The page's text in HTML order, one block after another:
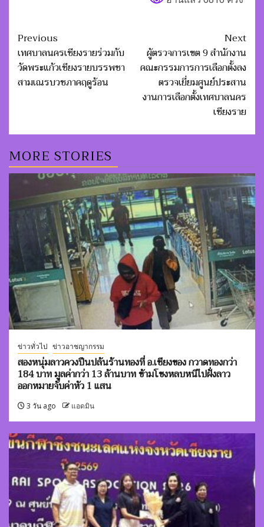
Post
navigation
Previous
เทศบาลนครเชียงรายร่วมกับ
วัดพระแก้วเชียงรายบรรพชา
สามเณรบวชภาคฤดูร้อน
Next
ผู้ตรวจการเขต 9 สำนักงาน
คณะกรรมการการเลือกตั้งลง
ตรวจเยี่ยมศูนย์ประสาน
งานการเลือกตั้งเทศบาลนคร
เชียงราย
MORE STORIES
ข่าวทั่วไป ข่าวอาชญากรรม
สองหนุ่มลาวควงปืนปล้นร้านทองที่ อ.เชียงของ กวาดทองกว่า
184 บาท มูลค่ากว่า 13 ล้านบาท ข้ามโขงหลบหนีไปฝั่งลาว
ออกหมายจับค่าหัว 1 แสน
3 วัน ago แอดมิน